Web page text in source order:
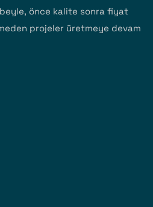
önce kalite sonra fiyat
projeler üretmeye devam